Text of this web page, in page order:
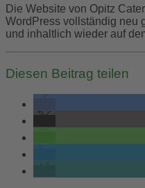
Die Website von Opitz
WordPress vollständig neu
und inhaltlich wieder auf
Diesen Beitrag teilen